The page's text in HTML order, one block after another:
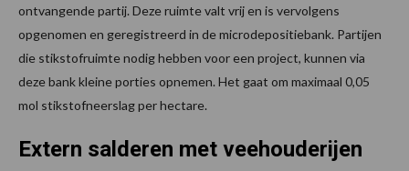
ontvangende partij. Deze ruimte valt vrij en is vervolgens
opgenomen en geregistreerd in de microdepositiebank. Partijen
die stikstofruimte nodig hebben voor een project, kunnen via
deze bank kleine porties opnemen. Het gaat om maximaal 0,05
mol stikstofneerslag per hectare.
Extern salderen met veehouderijen